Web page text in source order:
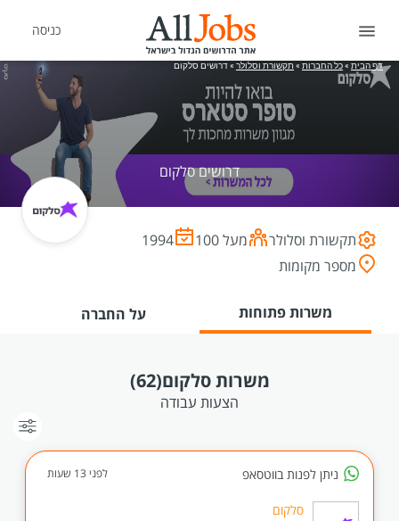
כניסה
דף הבית »כל החברות »תקשורת וסלולר »דרושים סלקום
דרושים סלקום
תקשורת וסלולר מעל 100
1994
מספר מקומות
משרות פתוחות על החברה
משרות סלקום(62)
הצעות עבודה
ניתן לפנות בווטסאפ לפני 13 שעות
סלקום